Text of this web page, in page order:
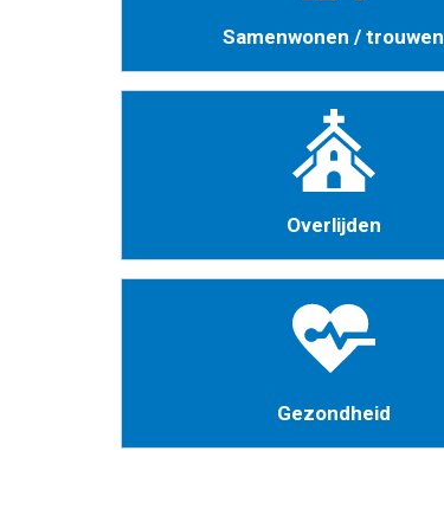
Samenwonen / trouwen
Overlijden
Gezondheid